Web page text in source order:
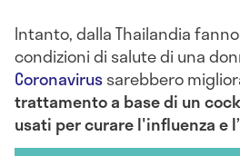
Intanto, dalla Thailandia
condizioni di salute di una
Coronavirussarebbero
trattamento a base di un
usati per curare l'influenza e